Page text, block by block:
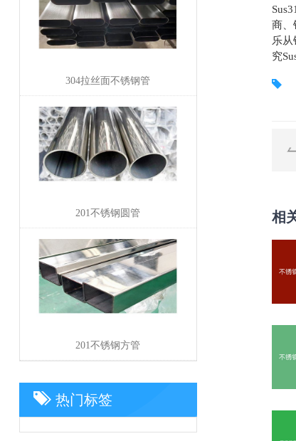
304拉丝面不锈钢管
201不锈钢圆管
201不锈钢方管
热门标签
商、
乐
究
相